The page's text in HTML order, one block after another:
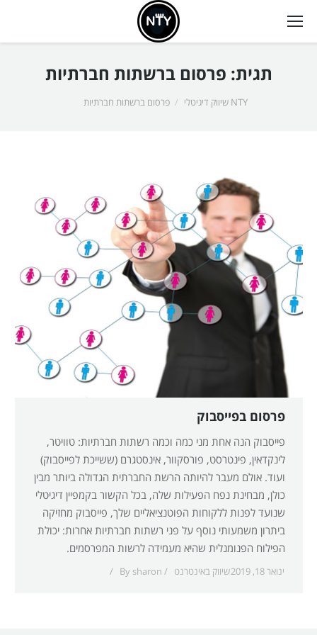
תגית: פרסום ברשתות חברתיות
NTY שיווק דיגיטלי פרסום ברשתות חברתיות
פרסום בפייסבוק
פייסבוק הנה אחת מני כמה וכמה רשתות חברתיות: טוויטר,
לינקדאין, פינטרסט, פורסקוור, אינסטגרם (ששייכת לפייסבוק)
ועוד. אולם מעבר להיותה הרשת החברתית הגדולה ביותר מבין
כולן, מבחינת נפח הפעילות שלה, בכל הקשור בקמפיין דיגיטלי
שנועד לפנות ללקוחות הפוטנציאליים שלך, פייסבוק מחזיקה
ביתרון משמעותי נוסף על פני רשתות חברתיות אחרות: יכולת
הפילוח הפנומנלית שהיא מעמידה לרשות המפרסמים.
ינואר 18, 2019 שיווק באינטרנט By sharon